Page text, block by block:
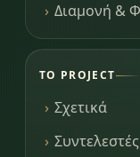
Διαμονή &
ΤΟ PROJECT
Σχετικά
Συντελεστές